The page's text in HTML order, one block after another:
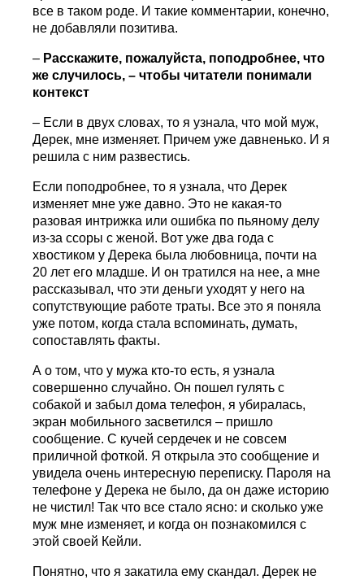
все в таком роде. И такие комментарии, конечно,
не добавляли позитива.
– Расскажите, пожалуйста, поподробнее, что
же случилось, – чтобы читатели понимали
контекст
– Если в двух словах, то я узнала, что мой муж,
Дерек, мне изменяет. Причем уже давненько. И я
решила с ним развестись.
Если поподробнее, то я узнала, что Дерек
изменяет мне уже давно. Это не какая-то
разовая интрижка или ошибка по пьяному делу
из-за ссоры с женой. Вот уже два года с
хвостиком у Дерека была любовница, почти на
20 лет его младше. И он тратился на нее, а мне
рассказывал, что эти деньги уходят у него на
сопутствующие работе траты. Все это я поняла
уже потом, когда стала вспоминать, думать,
сопоставлять факты.
А о том, что у мужа кто-то есть, я узнала
совершенно случайно. Он пошел гулять с
собакой и забыл дома телефон, я убиралась,
экран мобильного засветился – пришло
сообщение. С кучей сердечек и не совсем
приличной фоткой. Я открыла это сообщение и
увидела очень интересную переписку. Пароля на
телефоне у Дерека не было, да он даже историю
не чистил! Так что все стало ясно: и сколько уже
муж мне изменяет, и когда он познакомился с
этой своей Кейли.
Понятно, что я закатила ему скандал. Дерек не